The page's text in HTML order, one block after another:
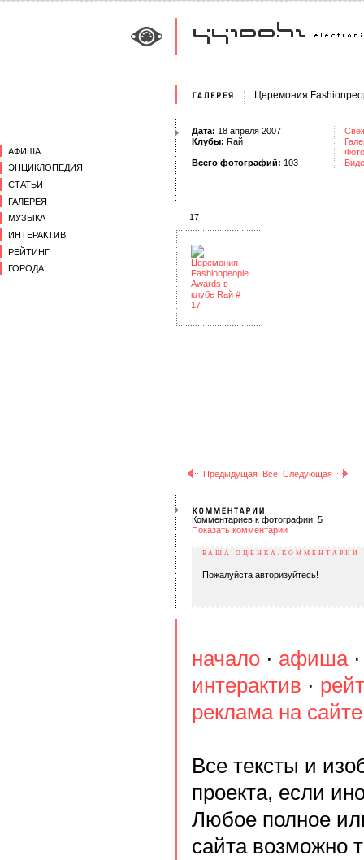
АФИША
ЭНЦИКЛОПЕДИЯ
СТАТЬИ
ГАЛЕРЕЯ
МУЗЫКА
ИНТЕРАКТИВ
РЕЙТИНГ
ГОРОДА
Церемония
Дата: 18 апреля 2007
Клубы: Rай
Всего фотографий: 103
17
Предыдущая Все Следующая
Комментариев к фотографии: 5
Показать комментарии
ВАША ОЦЕНКА/КОММЕНТАРИЙ
Пожалуйста авторизуйтесь!
начало · афиша
интерактив ·
реклама на сайте
Все тексты и
проекта, если
Любое полное
сайта возможно